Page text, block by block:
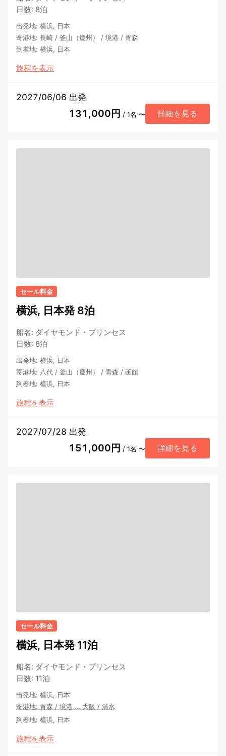
日数: 8泊
出発地: 横浜, 日本
寄港地: 長崎 / 釜山（慶州） / 境港 / 青森
到着地: 横浜, 日本
旅程を表示
2027/06/06 出発
131,000円 / 1名 〜 詳細を見る
セール料金
横浜, 日本発 8泊
船名: ダイヤモンド・プリンセス
日数: 8泊
出発地: 横浜, 日本
寄港地: 八代 / 釜山（慶州） / 青森 / 函館
到着地: 横浜, 日本
旅程を表示
2027/07/28 出発
151,000円 / 1名 〜 詳細を見る
セール料金
横浜, 日本発 11泊
船名: ダイヤモンド・プリンセス
日数: 11泊
出発地: 横浜, 日本
寄港地: 青森 / 境港 … 大阪 / 清水
到着地: 横浜, 日本
旅程を表示